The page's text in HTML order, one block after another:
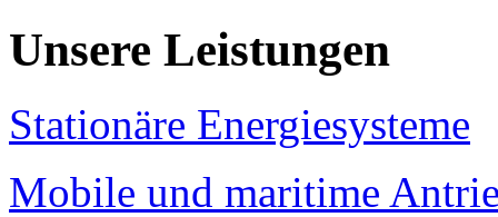
Unsere Leistungen
Stationäre Energiesysteme
Mobile und maritime